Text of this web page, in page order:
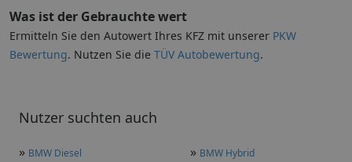
Nutzer suchten auch
» BMW Diesel » BMW Hybrid
Was ist der Gebrauchte wert
Ermitteln Sie den Autowert Ihres KFZ mit unserer PKW
Bewertung. Nutzen Sie die TÜV Autobewertung.